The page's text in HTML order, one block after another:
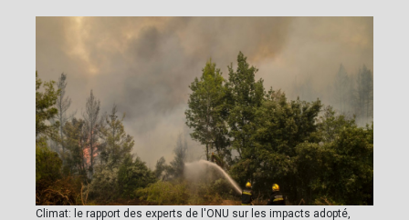
Climat: le rapport des experts de l'ONU sur les impacts adopté,